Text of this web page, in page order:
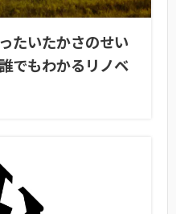
たいたかさのせい
でもわかるリノベ